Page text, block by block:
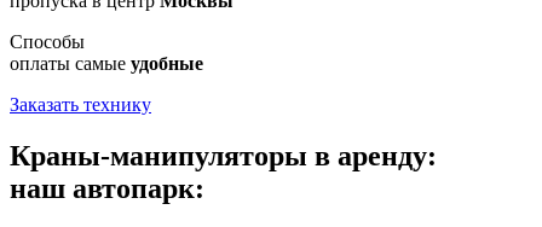
Способы
оплаты самые удобные
Заказать технику
Краны-манипуляторы в аренду:
наш автопарк: